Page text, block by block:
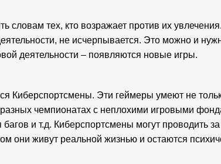
словам тех, кто возражает против их
не исчерпывается. Это можно и
деятельности – появляются новые игры.
Киберспортсмены. Эти геймеры умеют не
чемпионатах с неплохими игровыми
и т.д. Киберспортсмены могут проводить
они живут реальной жизнью и остаются